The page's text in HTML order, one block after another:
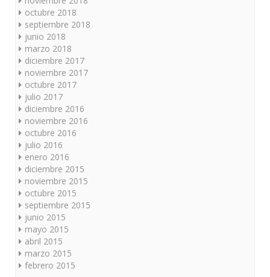
octubre 2018
septiembre 2018
junio 2018
marzo 2018
diciembre 2017
noviembre 2017
octubre 2017
julio 2017
diciembre 2016
noviembre 2016
octubre 2016
julio 2016
enero 2016
diciembre 2015
noviembre 2015
octubre 2015
septiembre 2015
junio 2015
mayo 2015
abril 2015
marzo 2015
febrero 2015